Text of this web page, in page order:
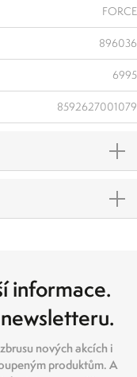
FORCE
896036
6995
8592627001079
informace.
nových akcích i
produktům. A